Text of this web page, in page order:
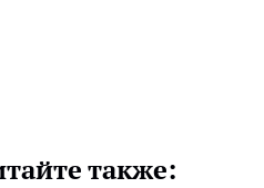
также: